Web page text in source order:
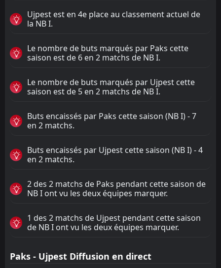
Ujpest est en 4e place au classement actuel de
la NB I.
Le nombre de buts marqués par Paks cette
saison est de 6 en 2 matchs de NB I.
Le nombre de buts marqués par Ujpest cette
saison est de 5 en 2 matchs de NB I.
Buts encaissés par Paks cette saison (NB I) - 7
en 2 matchs.
Buts encaissés par Ujpest cette saison (NB I) - 4
en 2 matchs.
2 des 2 matchs de Paks pendant cette saison de
NB I ont vu les deux équipes marquer.
1 des 2 matchs de Ujpest pendant cette saison
de NB I ont vu les deux équipes marquer.
Paks - Ujpest Diffusion en direct